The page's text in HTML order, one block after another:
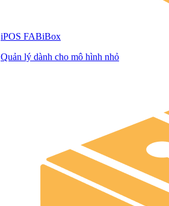
iPOS FABiBox
Quản lý dành cho mô hình nhỏ